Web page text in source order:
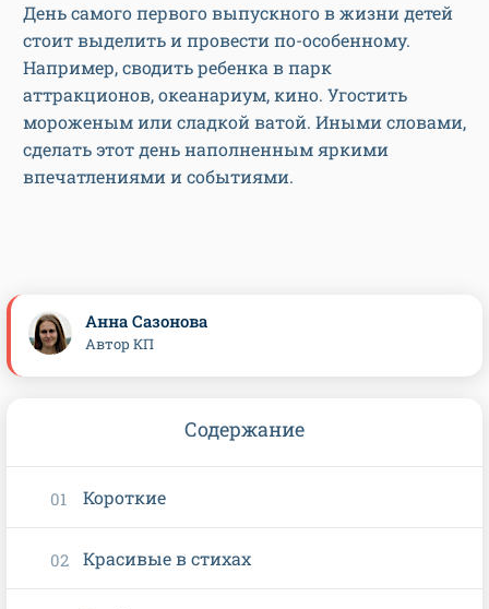
День самого первого выпускного в жизни детей
стоит выделить и провести по-особенному.
Например, сводить ребенка в парк
аттракционов, океанариум, кино. Угостить
мороженым или сладкой ватой. Иными словами,
сделать этот день наполненным яркими
впечатлениями и событиями.
Анна Сазонова
Автор КП
Содержание
Короткие
Красивые в стихах